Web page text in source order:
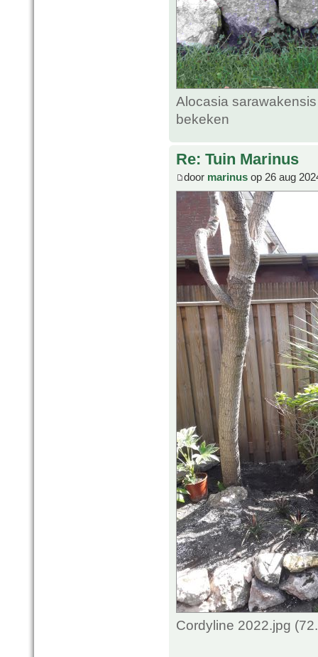
Alocasia
bekeken
Re: Tuin Marinus
door marinus op 26 aug
Cordyline 2022.jpg